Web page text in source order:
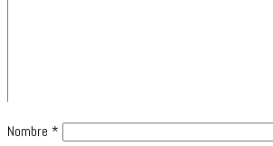
Nombre *